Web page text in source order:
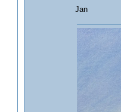
Jan